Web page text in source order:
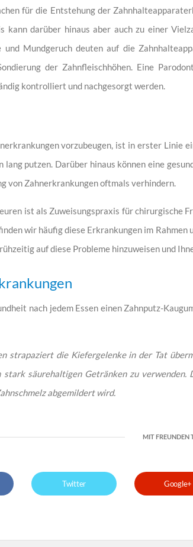
für die Entstehung der
kann darüber hinaus aber auch zu einer
und Mundgeruch deuten auf die
der Zahnfleischhöhen. Eine
kontrolliert und nachgesorgt werden.
vorzubeugen, ist in erster Linie
putzen. Darüber hinaus können eine
von Zahnerkrankungen oftmals verhindern.
ist als Zuweisungspraxis für chirurgische
wir häufig diese Erkrankungen im
auf diese Probleme hinzuweisen und
nach jedem Essen einen Zahnputz-
strapaziert die Kiefergelenke in der Tat
stark säurehaltigen Getränken zu
abgemildert wird.
MIT FREUNDEN
Twitter Google+